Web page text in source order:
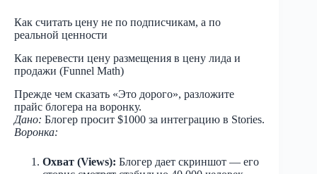
Как считать цену не по подписчикам, а по
реальной ценности
Как перевести цену размещения в цену лида и
продажи (Funnel Math)
Прежде чем сказать «Это дорого», разложите
прайс блогера на воронку.
Дано: Блогер просит $1000 за интеграцию в Stories.
Воронка:
Охват (Views): Блогер дает скриншот — его